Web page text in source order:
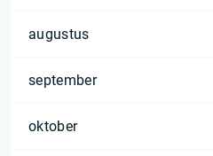
augustus
september
oktober